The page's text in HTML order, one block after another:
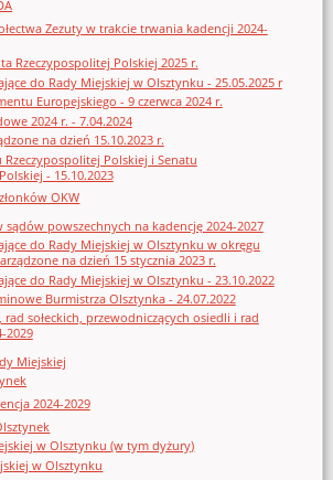
Zezuty w trakcie trwania kadencji 2024-
Rzeczypospolitej Polskiej 2025 r.
do Rady Miejskiej w Olsztynku - 25.05.2025 r
Europejskiego - 9 czerwca 2024 r.
2024 r. - 7.04.2024
na dzień 15.10.2023 r.
Polskiej i Senatu
- 15.10.2023
OKW
sądów powszechnych na kadencję 2024-2027
do Rady Miejskiej w Olsztynku w okręgu
na dzień 15 stycznia 2023 r.
do Rady Miejskiej w Olsztynku - 23.10.2022
Burmistrza Olsztynka - 24.07.2022
rad sołeckich, przewodniczących osiedli i rad
2029
Miejskiej
2024-2029
w Olsztynku (w tym dyżury)
w Olsztynku